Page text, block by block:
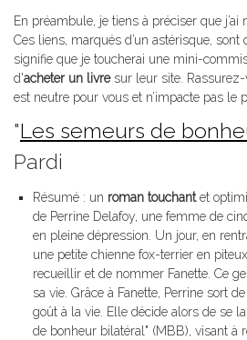
En préambule, je tiens à préciser que
Ces liens, marqués d’un astérisque, sont
signifie que je toucherai une mini-
d'acheter un livresur leur site. Rassurez-
est neutre pour vous et n’impacte pas le
"Les semeurs de
Pardi
Résumé : un roman touchantet
de Perrine Delafoy, une femme de
en pleine dépression. Un jour, en
une petite chienne fox-terrier en
recueillir et de nommer Fanette. Ce
sa vie. Grâce à Fanette, Perrine sort
goût à la vie. Elle décide alors de se
de bonheur bilatéral" (MBB), visant à